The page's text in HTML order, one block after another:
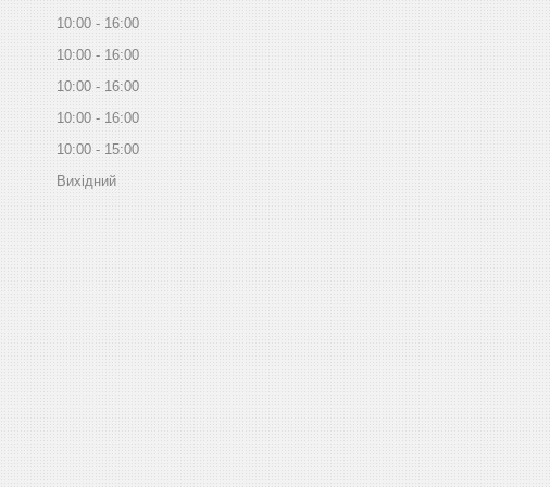
10:00
16:00
10:00
16:00
10:00
16:00
10:00
16:00
10:00
15:00
Вихідний